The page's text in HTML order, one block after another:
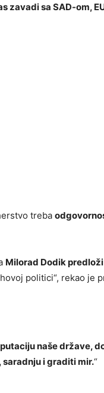
zavadi sa SAD-om,
treba
Milorad Dodik
politici“, rekao je
naše države,
i graditi mir.“